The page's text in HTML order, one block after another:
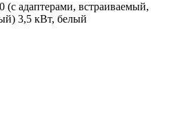
(с адаптерами, встраиваемый,
3,5 кВт, белый